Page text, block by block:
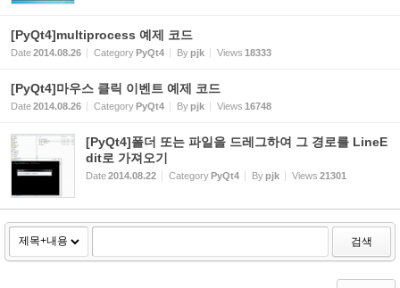
[PyQt4]multiprocess 예제 코드
Date2014.08.26 CategoryPyQt4 Bypjk Views 18333
[PyQt4]마우스 클릭 이벤트 예제 코드
Date2014.08.26 CategoryPyQt4 Bypjk Views 16748
[PyQt4]폴더 또는 파일을 드레그하여 그 경로를 LineE
dit로 가져오기
Date2014.08.22 CategoryPyQt4 Bypjk Views 21301
검색